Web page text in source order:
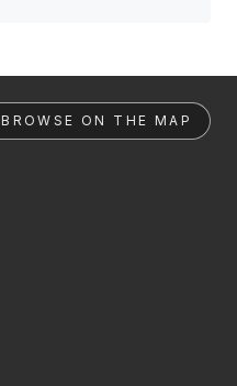
BROWSE ON THE MAP